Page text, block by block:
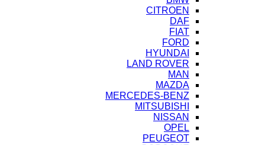
CITROEN
DAF
FIAT
FORD
HYUNDAI
LAND ROVER
MAN
MAZDA
MERCEDES-BENZ
MITSUBISHI
NISSAN
OPEL
PEUGEOT